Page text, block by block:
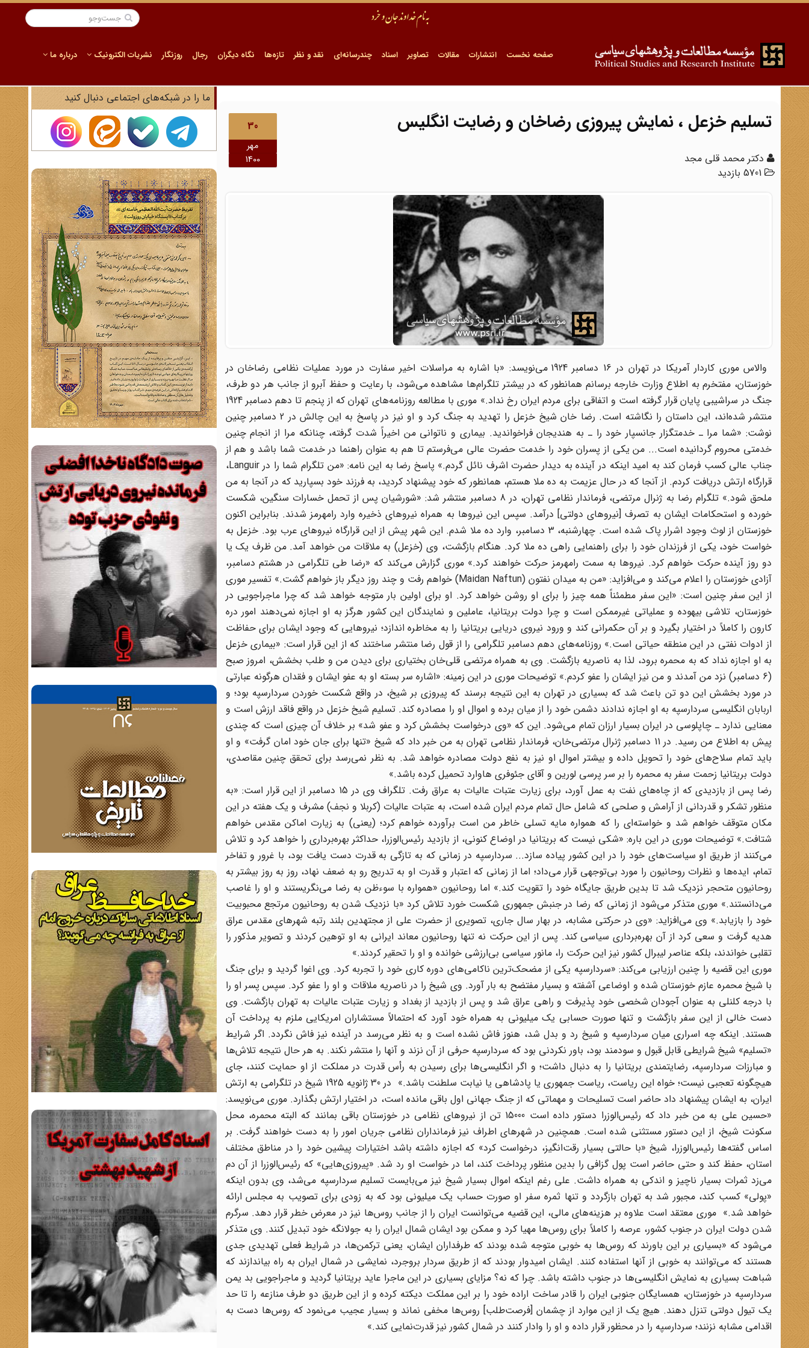
صفحه نخست انتشارات مقالات تصاویر اسناد چندرسانه‌ای نقد و نظر تازه‌ها نگاه دیگران رجال روزنگار نشریات الکترونیک درباره ما
30
مهر
1400
تسلیم خزعل ، نمایش پیروزی رضاخان و رضایت انگلیس
دکتر محمد قلی مجد
والاس موری کاردار آمریکا در تهران در 16 دسامبر 1924 می‌نویسد: «با اشاره به مراسلات اخیر سفارت در مورد عملیات نظامی رضاخان در
خوزستان، مفتخرم به اطلاع وزارت خارجه برسانم همانطور که در بیشتر تلگرام‌ها مشاهده می‌شود، با رعایت و حفظ آبرو از جانب هر دو طرف،
جنگ در سراشیبی پایان قرار گرفته است و اتفاقی برای مردم ایران رخ نداد.» موری با مطالعه روزنامه‌های تهران که از پنجم تا دهم دسامبر 1924
منتشر شده‌اند، این داستان را نگاشته است. رضا خان شیخ خزعل را تهدید به جنگ کرد و او نیز در پاسخ به این چالش در 2 دسامبر چنین
نوشت: «شما مرا ـ خدمتگزار جانسپار خود را ـ به هندیجان فراخواندید. بیماری و ناتوانی من اخیراً شدت گرفته، چنانکه مرا از انجام چنین
خدمتی محروم گردانیده است... من یکی از پسران خود را خدمت حضرت عالی می‌فرستم تا هم به عنوان راهنما در خدمت شما باشد و هم از
جناب عالی کسب فرمان کند به امید اینکه در آینده به دیدار حضرت اشرف نائل گردم.» پاسخ رضا به این نامه: «من تلگرام شما را در Languir،
قرارگاه ارتش دریافت کردم. از آنجا که در حال عزیمت به ده ملا هستم، همانطور که خود پیشنهاد کردید، به فرزند خود بسپارید که در آنجا به من
ملحق شود.» تلگرام رضا به ژنرال مرتضی، فرماندار نظامی تهران، در 8 دسامبر منتشر شد: «شورشیان پس از تحمل خسارات سنگین، شکست
خورده و استحکامات ایشان به تصرف [نیروهای دولتی] درآمد. سپس این نیروها به همراه نیروهای ذخیره وارد رامهرمز شدند. بنابراین اکنون
خوزستان از لوث وجود اشرار پاک شده است. چهارشنبه، 3 دسامبر، وارد ده ملا شدم. این شهر پیش از این قرارگاه نیروهای عرب بود. خزعل به
خواست خود، یکی از فرزندان خود را برای راهنمایی راهی ده ملا کرد. هنگام بازگشت، وی (خزعل) به ملاقات من خواهد آمد. من ظرف یک یا
دو روز آینده حرکت خواهم کرد. نیروها به سمت رامهرمز حرکت خواهند کرد.» موری گزارش می‌کند که «رضا طی تلگرامی در هشتم دسامبر،
آزادی خوزستان را اعلام می‌کند و می‌افزاید: «من به میدان نفتون (Maidan Naftun) خواهم رفت و چند روز دیگر باز خواهم گشت.» تفسیر موری
از این سفر چنین است: «این سفر مطمئناً همه چیز را برای او روشن خواهد کرد. او برای اولین بار متوجه خواهد شد که چرا ماجراجویی در
خوزستان، تلاشی بیهوده و عملیاتی غیرممکن است و چرا دولت بریتانیا، عاملین و نمایندگان این کشور هرگز به او اجازه نمی‌‌دهند امور دره
کارون را کاملاً در اختیار بگیرد و بر آن حکمرانی کند و ورود نیروی دریایی بریتانیا را به مخاطره اندازد؛ نیروهایی که وجود ایشان برای حفاظت
از ادوات نفتی در این منطقه حیاتی است.» روزنامه‌های دهم دسامبر تلگرامی را از قول رضا منتشر ساختند که از این قرار است: «بیماری خزعل
به او اجازه نداد که به محمره برود، لذا به ناصریه بازگشت. وی به همراه مرتضی قلی‌خان بختیاری برای دیدن من و طلب بخشش، امروز صبح
(6 دسامبر) نزد من آمدند و من نیز ایشان را عفو کردم.» توضیحات موری در این زمینه: «اشاره سر بسته او به عفو ایشان و فقدان هرگونه عبارتی
در مورد بخشش این دو تن باعث شد که بسیاری در تهران به این نتیجه برسند که پیروزی بر شیخ، در واقع شکست خوردن سردارسپه بود؛ و
اربابان انگلیسی سردارسپه به او اجازه ندادند دشمن خود را از میان برده و اموال او را مصادره کند. تسلیم شیخ خزعل در واقع فاقد ارزش است و
معنایی ندارد ـ چاپلوسی در ایران بسیار ارزان تمام می‌شود. این که «وی درخواست بخشش کرد و عفو شد» بر خلاف آن چیزی است که چندی
پیش به اطلاع من رسید. در 11 دسامبر ژنرال مرتضی‌خان، فرماندار نظامی تهران به من خبر داد که شیخ «تنها برای جان خود امان گرفت» و او
باید تمام سلاح‌های خود را تحویل داده و بیشتر اموال او نیز به نفع دولت مصادره خواهد شد. به نظر نمی‌رسد برای تحقق چنین مقاصدی،
دولت بریتانیا زحمت سفر به محمره را بر سر پرسی لورین و آقای جئوفری ‌هاوارد تحمیل کرده باشد.»
رضا پس از بازدیدی که از چاه‌های نفت به عمل آورد، برای زیارت عتبات عالیات به عراق رفت. تلگراف وی در 15 دسامبر از این قرار است: «به
منظور تشکر و قدردانی از آرامش و صلحی که شامل حال تمام مردم ایران شده است، به عتبات عالیات (کربلا و نجف) مشرف و یک هفته در این
مکان متوقف خواهم شد و خواسته‌ای را که همواره مایه تسلی خاطر من است برآورده خواهم کرد؛ (یعنی) به زیارت اماکن مقدس خواهم
شتافت.» توضیحات موری در این باره: «شکی نیست که بریتانیا در اوضاع کنونی، از بازدید رئیس‌الوزرا، حداکثر بهره‌برداری را خواهد کرد و تلاش
می‌کنند از طریق او سیاست‌های خود را در این کشور پیاده سازد... سردارسپه در زمانی که به تازگی به قدرت دست یافت بود، با غرور و تفاخر
تمام، ایده‌ها و نظرات روحانیون را مورد بی‌توجهی قرار می‌داد؛ اما از زمانی که اعتبار و قدرت او به تدریج رو به ضعف نهاد، روز به روز بیشتر به
روحانیون متحجر نزدیک شد تا بدین طریق جایگاه خود را تقویت کند.» اما روحانیون «همواره با سوء‌ظن به رضا می‌نگریستند و او را غاصب
می‌دانستند.» موری متذکر می‌شود از زمانی که رضا در جنبش جمهوری شکست خورد تلاش کرد «با نزدیک شدن به روحانیون مرتجع محبوبیت
خود را بازیابد.» وی می‌افزاید: «وی در حرکتی مشابه، در بهار سال جاری، تصویری از حضرت علی از مجتهدین بلند رتبه شهرهای مقدس عراق
هدیه گرفت و سعی کرد از آن بهره‌برداری سیاسی کند. پس از این حرکت نه تنها روحانیون معاند ایرانی به او توهین کردند و تصویر مذکور را
تقلبی خواندند، بلکه عناصر لیبرال کشور نیز این حرکت را، مانور سیاسی بی‌ارزشی خوانده و او را تحقیر کردند.»
موری این قضیه را چنین ارزیابی می‌کند: «سردارسپه یکی از مضحک‌ترین ناکامی‌های دوره کاری خود را تجربه کرد. وی اغوا گردید و برای جنگ
با شیخ محمره عازم خوزستان شده و اوضاعی آشفته و بسیار مفتضح به بار آورد. وی شیخ را در ناصریه ملاقات و او را عفو کرد. سپس پسر او را
با درجه کلنلی به عنوان آجودان شخصی خود پذیرفت و راهی عراق شد و پس از بازدید از بغداد و زیارت عتبات عالیات به تهران بازگشت. وی
دست خالی از این سفر بازگشت و تنها صورت حسابی یک میلیونی به همراه خود آورد که احتمالاً مستشاران امریکایی ملزم به پرداخت آن
هستند. اینکه چه اسراری میان سردارسپه و شیخ رد و بدل شد، هنوز فاش نشده است و به نظر می‌رسد در آینده نیز فاش نگردد. اگر شرایط
«تسلیم» شیخ شرایطی قابل قبول و سودمند بود، باور نکردنی بود که سردارسپه حرفی از آن نزند و آنها را منتشر نکند. به هر حال نتیجه تلاش‌ها
و مبارزات سردارسپه، رضایتمندی بریتانیا را به دنبال داشت؛ و اگر انگلیسی‌ها برای رسیدن به رأس قدرت در مملکت از او حمایت کنند، جای
هیچگونه تعجبی نیست؛ خواه این ریاست، ریاست جمهوری یا پادشاهی یا نیابت سلطنت باشد.» در 30 ژانویه 1925 شیخ در تلگرامی به ارتش
ایران، به ایشان پیشنهاد داد حاضر است تسلیحات و مهماتی که از جنگ جهانی اول باقی مانده است، در اختیار ارتش بگذارد. موری می‌نویسد:
«حسین علی به من خبر داد که رئیس‌الوزرا دستور داده است 15000 تن از نیروهای نظامی در خوزستان باقی بمانند که البته محمره، محل
سکونت شیخ، از این دستور مستثنی شده است. همچنین در شهرهای اطراف نیز فرمانداران نظامی جریان امور را به دست خواهند گرفت. بر
اساس گفته‌ها رئیس‌الوزرا، شیخ «با حالتی بسیار رقت‌انگیز، درخواست کرد» که اجازه داشته باشد اختیارات پیشین خود را در مناطق مختلف
استان، حفظ کند و حتی حاضر است پول گزافی را بدین منظور پرداخت کند، اما در خواست او رد شد. «پیروزی‌هایی» که رئیس‌الوزرا از آن دم
می‌زد ثمرات بسیار ناچیز و اندکی به همراه داشت. علی رغم اینکه اموال بسیار شیخ نیز می‌بایست تسلیم سردارسپه می‌شد، وی بدون اینکه
«پولی» کسب کند، مجبور شد به تهران بازگردد و تنها ثمره سفر او صورت حساب یک میلیونی بود که به زودی برای تصویب به مجلس ارائه
خواهد شد.» موری معتقد است علاوه بر هزینه‌های مالی، این قضیه می‌توانست ایران را از جانب روس‌ها نیز در معرض خطر قرار دهد. سرگرم
شدن دولت ایران در جنوب کشور، عرصه را کاملاً برای روس‌ها مهیا کرد و ممکن بود ایشان شمال ایران را به جولانگه خود تبدیل کنند. وی متذکر
می‌شود که «بسیاری بر این باورند که روس‌ها به خوبی متوجه شده بودند که طرفداران ایشان، یعنی ترکمن‌ها، در شرایط فعلی تهدیدی جدی
هستند که می‌توانند به خوبی از آنها استفاده کنند. ایشان امیدوار بودند که از طریق سردار بروجرد، نمایشی در شمال ایران به راه بیاندازند که
شباهت بسیاری به نمایش انگلیسی‌ها در جنوب داشته باشد. چرا که نه؟ مزایای بسیاری در این ماجرا عاید بریتانیا گردید و ماجراجویی بد یمن
سردارسپه در خوزستان، همسایگان جنوبی ایران را قادر ساخت اراده خود را بر این مملکت دیکته کرده و از این طریق دو طرف منازعه را تا حد
یک تیول دولتی تنزل دهند. هیچ یک از این موارد از چشمان [فرصت‌طلب] روس‌ها مخفی نماند و بسیار عجیب می‌نمود که روس‌ها دست به
اقدامی مشابه نزنند؛ سردارسپه را در محظور قرار داده و او را وادار کنند در شمال کشور نیز قدرت‌نمایی کند.»
ما را در شبکه‌های اجتماعی دنبال کنید